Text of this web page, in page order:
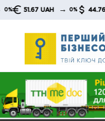
Skip
51.67 UAH → 0% 44.76 UAH